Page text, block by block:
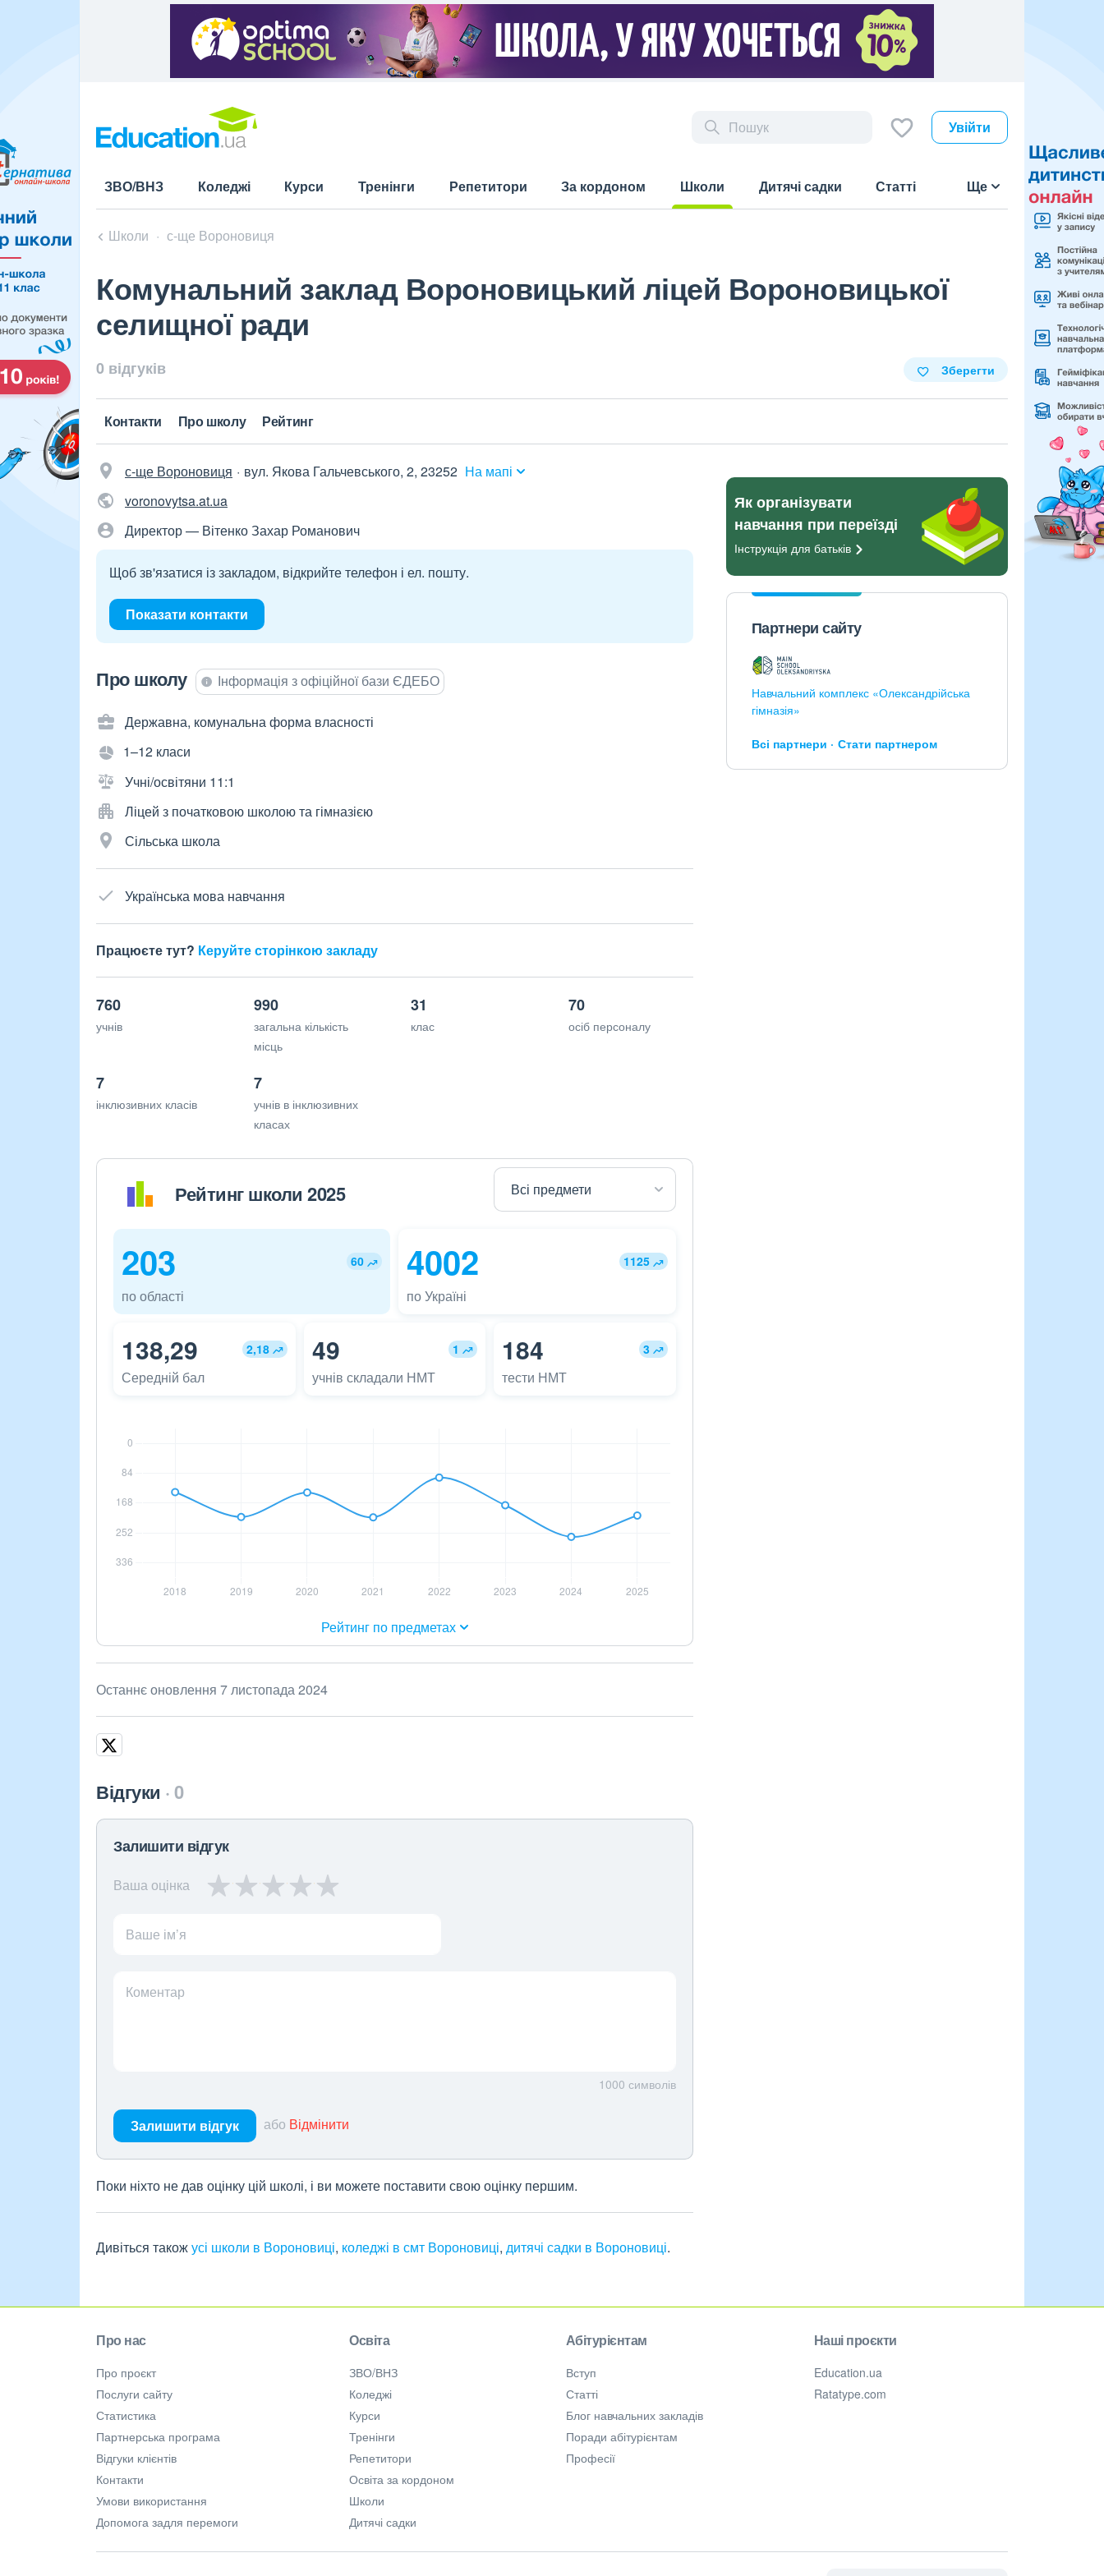
Увійти
ЗВО/ВНЗ Коледжі Курси Тренінги Репетитори За кордоном
Школи
Дитячі садки Статті Ще
Школи с-ще Вороновиця
Комунальний заклад Вороновицький ліцей Вороновицької
селищної ради
0 відгуків Зберегти
Контакти Про школу Рейтинг
с-ще Вороновиця вул. Якова Гальчевського, 2, 23252 На мапі
voronovytsa.at.ua
Директор — Вітенко Захар Романович
Щоб зв'язатися із закладом, відкрийте телефон і ел. пошту.
Показати контакти
Про школу Інформація з офіційної бази ЄДЕБО
Державна, комунальна форма власності
1–12 класи
Учні/освітяни 11:1
Ліцей з початковою школою та гімназією
Сільська школа
Українська мова навчання
Працюєте тут? Керуйте сторінкою закладу
760
учнів
990
загальна кількість
місць
31
клас
70
осіб персоналу
7
інклюзивних класів
7
учнів в інклюзивних
класах
Рейтинг школи 2025
203 60
по області
4002 1125
по Україні
138,29 2,18
Середній бал
49 1
учнів складали НМТ
184 3
тести НМТ
Рейтинг по предметах
Останнє оновлення 7 листопада 2024
Відгуки 0
Залишити відгук
Ваша оцінка
Ваше ім’я
Коментар
1000 символів
Залишити відгук або Відмінити
Поки ніхто не дав оцінку цій школі, і ви можете поставити свою оцінку першим.
Дивіться такожусі школи в Вороновиці, коледжі в смт Вороновиці, дитячі садки в Вороновиці.
Як організувати
навчання при переїзді
Інструкція для батьків
Партнери сайту
Навчальний комплекс «Олександрійська
гімназія»
Всі партнери Стати партнером
Про нас
Про проєкт
Послуги сайту
Статистика
Партнерська програма
Відгуки клієнтів
Контакти
Умови використання
Допомога задля перемоги
Освіта
ЗВО/ВНЗ
Коледжі
Курси
Тренінги
Репетитори
Освіта за кордоном
Школи
Дитячі садки
Абітурієнтам
Вступ
Статті
Блог навчальних закладів
Поради абітурієнтам
Професії
Наші проєкти
Education.ua
Ratatype.com